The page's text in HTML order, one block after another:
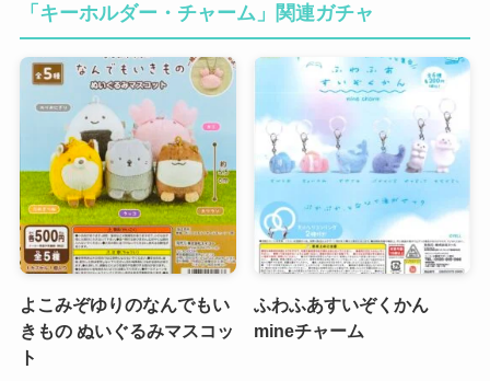
「キーホルダー・チャーム」関連ガチャ
よこみぞゆりのなんでもい
きもの ぬいぐるみマスコッ
ト
ふわふあすいぞくかん
mineチャーム